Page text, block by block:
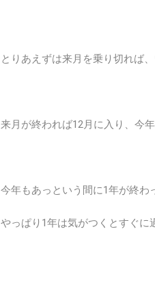
とりあえずは来月を乗り切れば
来月が終われば12月に入り、今
今年もあっという間に1年が終
やっぱり1年は気がつくとすぐに